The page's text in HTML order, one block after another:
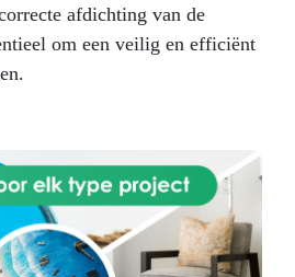
afdichting van de
om een veilig en efficiënt